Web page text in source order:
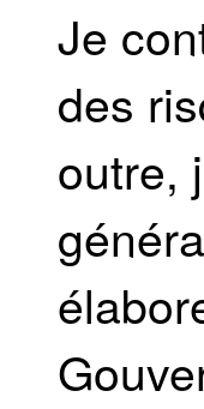
Je
des
outre,